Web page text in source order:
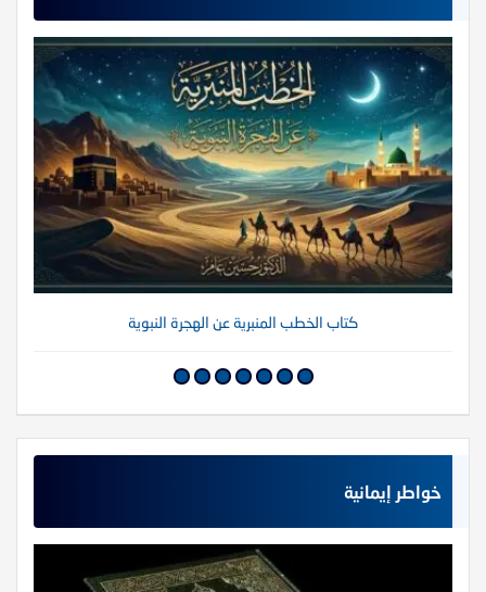
كتاب الخطب المنبرية عن الهجرة النبوية
خواطر إيمانية